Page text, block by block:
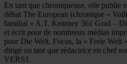
En tant que chroniqueuse, elle publie
débat The European (chronique «
familial « A.T. Kearney 361 Grad –
et écrit pour de nombreux médias
pour Die Welt, Focus, la « Freie Welt
dirigé en tant que rédactrice en chef
VERS1.